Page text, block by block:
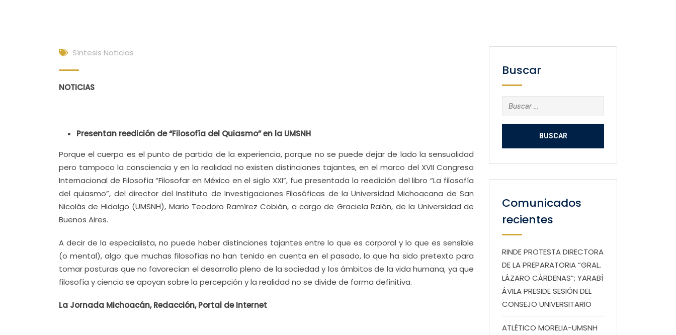
Síntesis Noticias
NOTICIAS
Presentan reedición de “Filosofía del Quiasmo” en la UMSNH
Porque el cuerpo es el punto de partida de la experiencia, porque no se puede dejar de lado la sensualidad
pero tampoco la consciencia y en la realidad no existen distinciones tajantes, en el marco del XVII Congreso
Internacional de Filosofía “Filosofar en México en el siglo XXI”, fue presentada la reedición del libro “La filosofía
del quiasmo”, del director del Instituto de Investigaciones Filosóficas de la Universidad Michoacana de San
Nicolás de Hidalgo (UMSNH), Mario Teodoro Ramírez Cobián, a cargo de Graciela Ralón, de la Universidad de
Buenos Aires.
A decir de la especialista, no puede haber distinciones tajantes entre lo que es corporal y lo que es sensible
(o mental), algo que muchas filosofías no han tenido en cuenta en el pasado, lo que ha sido pretexto para
tomar posturas que no favorecían el desarrollo pleno de la sociedad y los ámbitos de la vida humana, ya que
filosofía y ciencia se apoyan sobre la percepción y la realidad no se divide de forma definitiva.
La Jornada Michoacán, Redacción, Portal de Internet
Buscar
Buscar:
Comunicados
recientes
RINDE PROTESTA DIRECTORA
DE LA PREPARATORIA “GRAL.
LÁZARO CÁRDENAS”; YARABÍ
ÁVILA PRESIDE SESIÓN DEL
CONSEJO UNIVERSITARIO
ATLÉTICO MORELIA-UMSNH